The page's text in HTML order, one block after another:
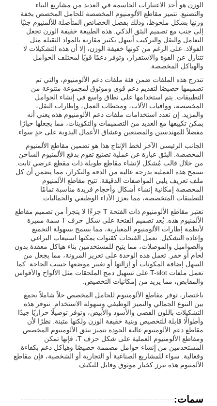
الوزن هو أحد الاعتبارات الحاسمة في العديد من مشاريع البناء
والتصنيع. تتميز مقاطع الألومنيوم المخصصة للحامل المخصص بخفة
وزنها بشكل ملحوظ، وذلك بفضل الخصائص المتأصلة للألمنيوم جنبًا
إلى جنب مع تصميم البثق الذكي. هذه الطبيعة خفيفة الوزن تجعل
التعامل والنقل والتركيب أسهل بكثير مقارنة بالمواد الثقيلة مثل
الفولاذ. على الرغم من كونها خفيفة الوزن، إلا أن هذه التشكيلات لا
تتنازل عن القوة والاستقرار، وتوفر دعمًا قويًا لمختلف الحوامل
والهياكل المخصصة.
تندرج هذه الملفات ضمن فئة ملفات دعم الألومنيوم، والتي تم
تصميمها خصيصًا لتقديم دعم قوي وموثوق لمجموعة متنوعة من
التطبيقات. يتم استخدامها على نطاق واسع في إنشاء الحوامل
المخصصة، وواقيات الآلات، ومحطات العمل، وإطارات النقل،
والمزيد. إن تعدد استخدامات ملفات دعم الألومنيوم هذه يعني أنه
يمكن تكييفها مع العديد من التصميمات والتكوينات، مما يجعلها خيارًا
مفضلاً للمهندسين والمصنعين وعشاق الأعمال اليدوية على حدٍ سواء.
الجانب الرئيسي الآخر لخط الإنتاج هذا هو تضمين مقاطع الألمنيوم
المخصصة. البثق عبارة عن عملية تصنيع تقوم بدفع الألمنيوم الساخن
من خلال قالب مُشكل لإنشاء مقاطع طويلة ذات مقطع عرضي ثابت.
تسمح هذه العملية بدرجة عالية من الدقة والتكرار، مما يضمن أن كل
ملف تعريف يلبي المواصفات الدقيقة. تتيح مقاطع الألمنيوم
المخصصة إمكانية إنشاء أشكال وأحجام فريدة مناسبة تمامًا
للتطبيقات المتخصصة، مما يعزز الأداء الوظيفي والجماليات.
تعتبر مقاطع الألومنيوم ذات الفتحة T جزءًا لا يتجزأ من تصميم مقاطع
الألمنيوم هذه. يُعد تصميم الفتحة على شكل حرف T سمة مميزة
لأنظمة إطارات الألومنيوم المعيارية، مما يسمح بسهولة التجميع
وإعادة التشكيل. تعمل الفتحات كقنوات يمكنها استيعاب البراغي
والصواميل والموصلات، مما يتيح للمستخدمين بناء هياكل معقدة بدون
لحام أو حفر. تعمل هذه الوحدة على تعزيز المرونة، مما يجعل من
السهل إضافة المكونات أو إزالتها أو تغيير موضعها حسب الحاجة. كما
تعمل ملفات T-slot على تسهيل دمج الملحقات مثل الألواح والأقواس
والمقابض، مما يزيد من إمكانيات التخصيص.
باختصار، توفر مقاطع الألومنيوم للحامل المخصص حلاً شاملاً يجمع
بين التنوع الجمالي والتميز الوظيفي وسهولة الاستخدام. تتوفر هذه
التشكيلات باللون الفضي والأسود والأبيض، وتوفر توصيلًا حراريًا جيدًا
وأطوالًا قابلة للتخصيص وبنية خفيفة الوزن ولكنها متينة. نظرًا لأن
مقاطع دعم الألومنيوم عالية الجودة تتميز ببثق الألومنيوم المخصص
ومقاطع الألومنيوم العملية على شكل حرف T، فإنها تمكن
المستخدمين من إنشاء حوامل مصممة خصيصًا وهياكل دعم بكفاءة
وفعالية. سواء للمشاريع الصناعية أو التجارية أو الشخصية، فإن مقاطع
الألمنيوم هذه تبرز كخيار موثوق وقابل للتكيف.
سمات: